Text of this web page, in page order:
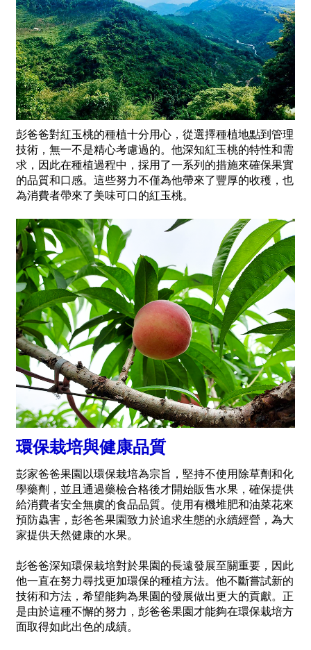
彭爸爸對紅玉桃的種植十分用心，從選擇種植地點到管理
技術，無一不是精心考慮過的。他深知紅玉桃的特性和需
求，因此在種植過程中，採用了一系列的措施來確保果實
的品質和口感。這些努力不僅為他帶來了豐厚的收穫，也
為消費者帶來了美味可口的紅玉桃。
環保栽培與健康品質
彭家爸爸果園以環保栽培為宗旨，堅持不使用除草劑和化
學藥劑，並且通過藥檢合格後才開始販售水果，確保提供
給消費者安全無虞的食品品質。使用有機堆肥和油菜花來
預防蟲害，彭爸爸果園致力於追求生態的永續經營，為大
家提供天然健康的水果。
彭爸爸深知環保栽培對於果園的長遠發展至關重要，因此
他一直在努力尋找更加環保的種植方法。他不斷嘗試新的
技術和方法，希望能夠為果園的發展做出更大的貢獻。正
是由於這種不懈的努力，彭爸爸果園才能夠在環保栽培方
面取得如此出色的成績。